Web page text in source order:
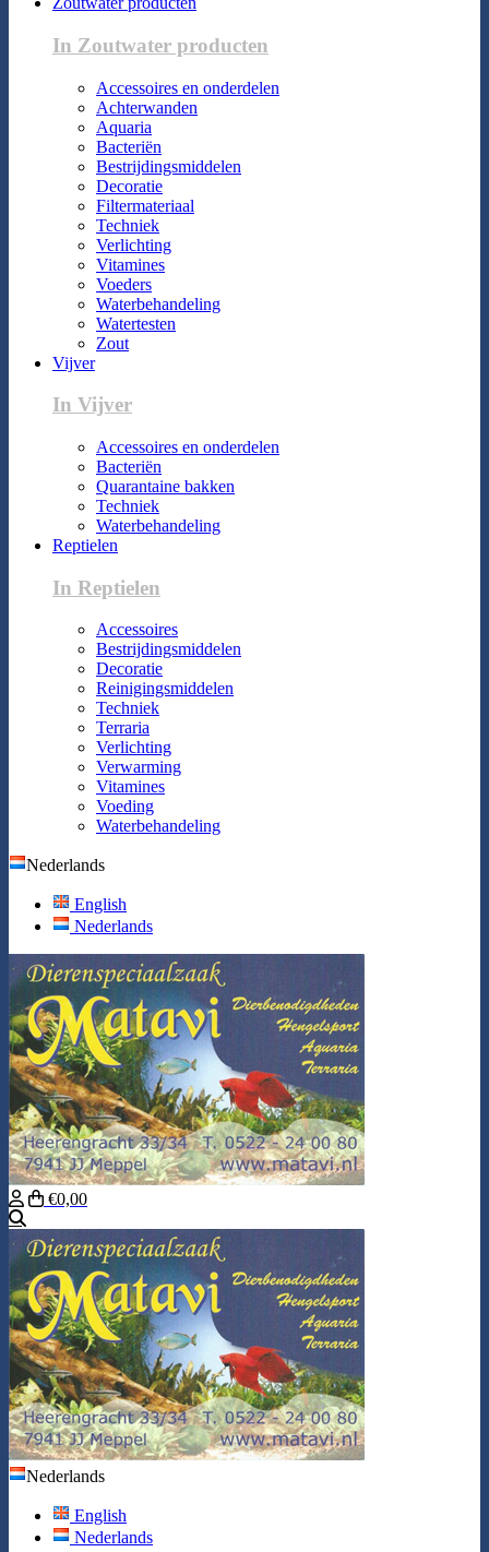
In Zoutwater producten
Accessoires en onderdelen
Achterwanden
Aquaria
Bacteriën
Bestrijdingsmiddelen
Decoratie
Filtermateriaal
Techniek
Verlichting
Vitamines
Voeders
Waterbehandeling
Watertesten
Zout
Vijver
In Vijver
Accessoires en onderdelen
Bacteriën
Quarantaine bakken
Techniek
Waterbehandeling
Reptielen
In Reptielen
Accessoires
Bestrijdingsmiddelen
Decoratie
Reinigingsmiddelen
Techniek
Terraria
Verlichting
Verwarming
Vitamines
Voeding
Waterbehandeling
Nederlands
English
Nederlands
€0,00
Nederlands
English
Nederlands